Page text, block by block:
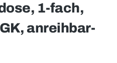
1-fach,
anreihbar-